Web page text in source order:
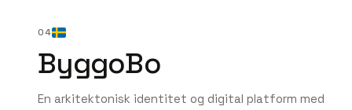
04
ByggoBo
En arkitektonisk identitet og digital platform med